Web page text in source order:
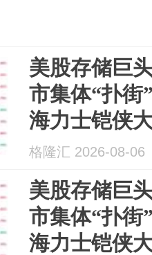
美股存储巨
市集体“扑街
海力士铠侠
格隆汇 2026-08-06
美股存储巨
市集体“扑街
海力士铠侠